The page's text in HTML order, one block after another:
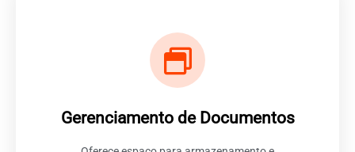
Gerenciamento de Documentos
Descomplicado no ClickUp
simplificar a criação, armazenamento e colaboração